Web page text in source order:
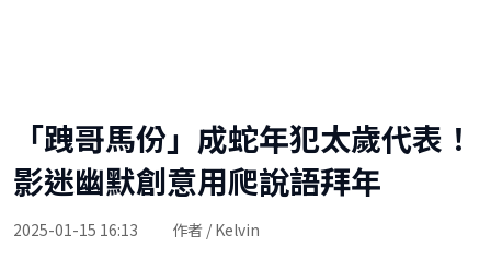
「跩哥馬份」成蛇年犯太歲代表！
影迷幽默創意用爬說語拜年
2025-01-15 16:13 作者 / Kelvin